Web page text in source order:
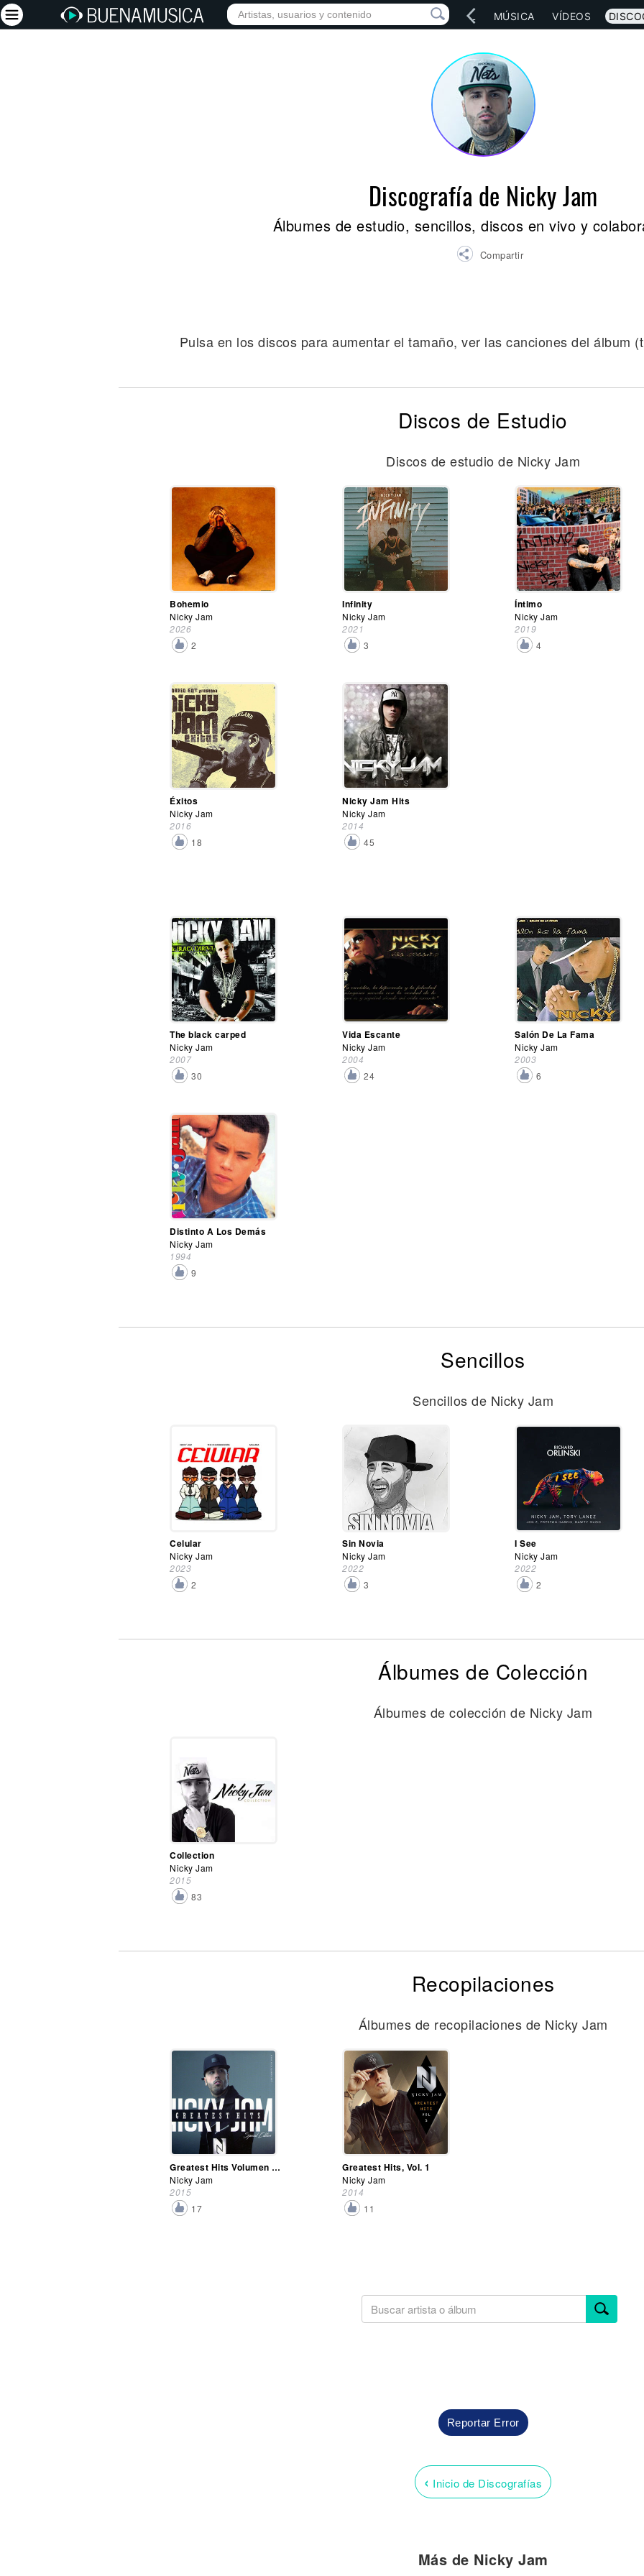
INICIO ARTISTAS RED SOCIAL MÚSICA VÍDEOS
Discografía de Nicky Jam
Álbumes de estudio, sencillos, discos en vivo y
Compartir
Pulsa en los discos para aumentar el tamaño, ver las canciones del álbum
Discos de Estudio
Discos de estudio de Nicky Jam
Bohemio
Nicky Jam
2026
2
Infinity
Nicky Jam
2021
3
Íntimo
Nicky Jam
2019
4
Éxitos
Nicky Jam
2016
18
Nicky Jam Hits
Nicky Jam
2014
45
The black carped
Nicky Jam
2007
30
Vida Escante
Nicky Jam
2004
24
Salón De La Fama
Nicky Jam
2003
6
Distinto A Los Demás
Nicky Jam
1994
9
Sencillos
Sencillos de Nicky Jam
Celular
Nicky Jam
2023
2
Sin Novia
Nicky Jam
2022
3
I See
Nicky Jam
2022
2
Álbumes de Colección
Álbumes de colección de Nicky Jam
Collection
Nicky Jam
2015
83
Recopilaciones
Álbumes de recopilaciones de Nicky Jam
Greatest Hits Volumen 1 (Special Edition)
Nicky Jam
2015
17
Greatest Hits, Vol. 1
Nicky Jam
2014
11
Reportar Error
‹ Inicio de Discografías
Más de Nicky Jam